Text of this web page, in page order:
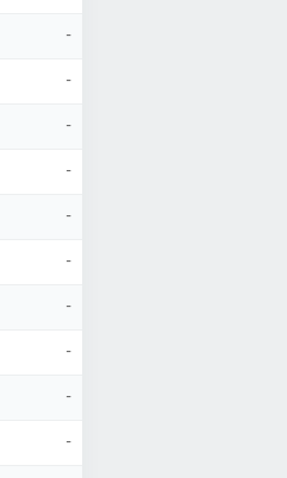
-
-
-
-
-
-
-
-
-
-